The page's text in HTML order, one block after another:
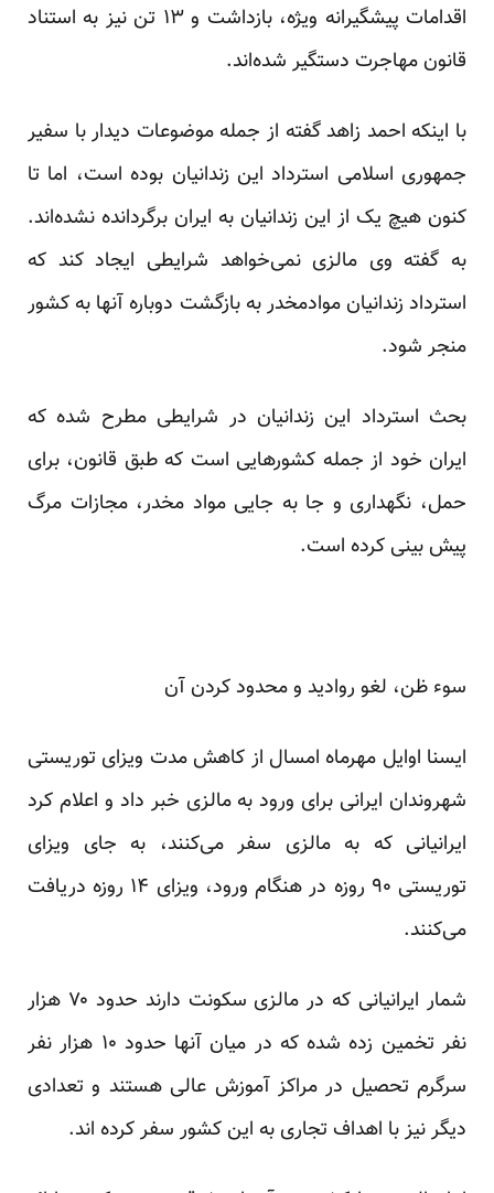
اقدامات پیشگیرانه ویژه، بازداشت و ۱۳ تن نیز به استناد
قانون مهاجرت دستگیر شده‌اند.
با اینکه احمد زاهد گفته از جمله موضوعات دیدار با سفیر
جمهوری اسلامی استرداد این زندانیان بوده است،‌ اما تا
کنون هیچ یک از این زندانیان به ایران برگردانده نشده‌اند.
به گفته وی مالزی نمی‌خواهد شرایطی ایجاد کند که
استرداد زندانیان موادمخدر به بازگشت دوباره آنها به کشور
منجر شود.
بحث استرداد این زندانیان در شرایطی مطرح شده که
ایران خود از جمله کشورهایی است که طبق قانون، برای
حمل،‌ نگهداری و جا به جایی مواد مخدر، مجازات مرگ
پیش بینی کرده است.
سوء ظن، لغو روادید و محدود کردن آن
ایسنا اوایل مهرماه امسال از کاهش مدت ویزای توریستی
شهروندان ایرانی برای ورود به مالزی خبر داد و اعلام کرد
ایرانیانی که به مالزی سفر می‌کنند، به جای ویزای
توریستی ۹۰ روزه در هنگام ورود، ویزای ۱۴ روزه دریافت
می‌کنند.
شمار ایرانیانی که در مالزی سکونت دارند حدود ۷۰ هزار
نفر تخمین زده شده که در میان آنها حدود ۱۰ هزار نفر
سرگرم تحصیل در مراکز آموزش عالی هستند و تعدادی
دیگر نیز با اهداف تجاری به این کشور سفر کرده اند.